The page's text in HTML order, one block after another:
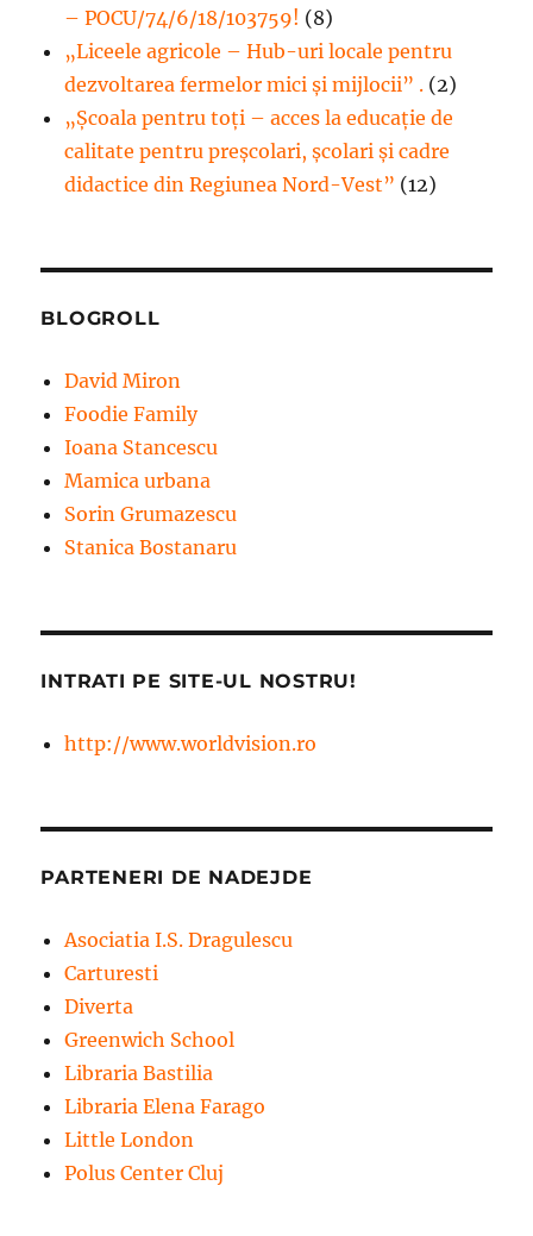
– POCU/74/6/18/103759! (8)
„Liceele agricole – Hub-uri locale pentru
dezvoltarea fermelor mici şi mijlocii” . (2)
„Școala pentru toți – acces la educație de
calitate pentru preșcolari, școlari și cadre
didactice din Regiunea Nord-Vest” (12)
BLOGROLL
David Miron
Foodie Family
Ioana Stancescu
Mamica urbana
Sorin Grumazescu
Stanica Bostanaru
INTRATI PE SITE-UL NOSTRU!
http://www.worldvision.ro
PARTENERI DE NADEJDE
Asociatia I.S. Dragulescu
Carturesti
Diverta
Greenwich School
Libraria Bastilia
Libraria Elena Farago
Little London
Polus Center Cluj